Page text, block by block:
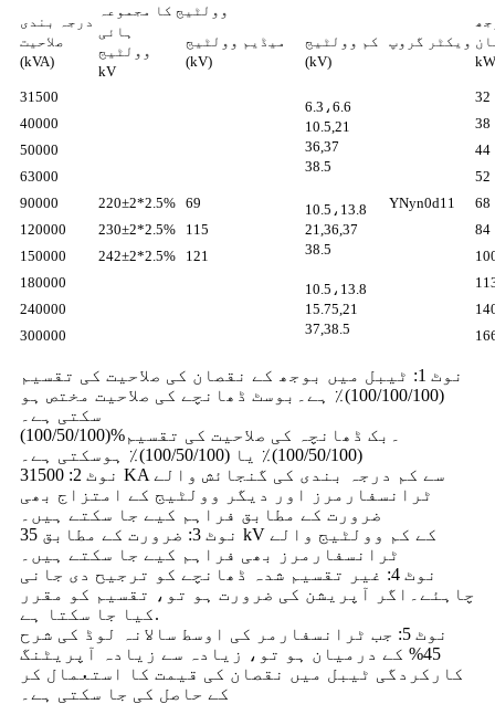
درجہ بندی
صلاحیت
(kVA)
وولٹیج کا مجموعہ
ویکٹر گروپ
kW
ہائی
وولٹیج
kV
میڈیم وولٹیج
(kV)
کم وولٹیج
(kV)
31500
6.3،6.6
10.5,21
36,37
38.5
32
40000
38
50000
44
63000
52
90000
220±2*2.5% 69
10.5،13.8
21,36,37
38.5
YNyn0d11
68
120000
230±2*2.5% 115
84
150000
242±2*2.5% 121
180000
10.5،13.8
15.75,21
37,38.5
240000
300000
نوٹ 1: ٹیبل میں بوجھ کے نقصان کی صلاحیت کی تقسیم
(100/100/100)٪ ہے۔بوسٹ ڈھانچے کی صلاحیت مختص ہو
سکتی ہے۔
(100/50/100)%۔بک ڈھانچہ کی صلاحیت کی تقسیم
(100/50/100)٪ یا (100/50/100)٪ ہوسکتی ہے۔
نوٹ 2: 31500 KA سے کم درجہ بندی کی گنجائش والے
ٹرانسفارمرز اور دیگر وولٹیج کے امتزاج بھی
ضرورت کے مطابق فراہم کیے جا سکتے ہیں۔
نوٹ 3: ضرورت کے مطابق 35 kV کے کم وولٹیج والے
ٹرانسفارمرز بھی فراہم کیے جا سکتے ہیں۔
نوٹ 4: غیر تقسیم شدہ ڈھانچے کو ترجیح دی جانی
چاہئے۔اگر آپریشن کی ضرورت ہو تو، تقسیم کو مقرر
کیا جا سکتا ہے.
نوٹ 5: جب ٹرانسفارمر کی اوسط سالانہ لوڈ کی شرح
45% کے درمیان ہو تو، زیادہ سے زیادہ آپریٹنگ
کارکردگی ٹیبل میں نقصان کی قیمت کا استعمال کر
کے حاصل کی جا سکتی ہے۔